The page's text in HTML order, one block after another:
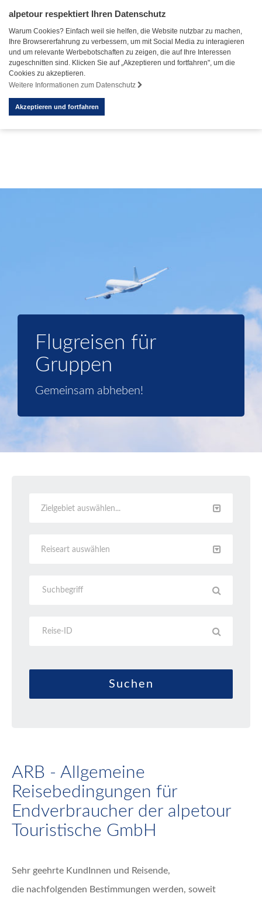
alpetour respektiert Ihren Datenschutz
Warum Cookies? Einfach weil sie helfen, die Website nutzbar zu machen,
Ihre Browsererfahrung zu verbessern, um mit Social Media zu interagieren
und um relevante Werbebotschaften zu zeigen, die auf Ihre Interessen
zugeschnitten sind. Klicken Sie auf „Akzeptieren und fortfahren", um die
Cookies zu akzeptieren.
Weitere Informationen zum Datenschutz
Akzeptieren und fortfahren
Flugreisen für
Gruppen
Gemeinsam abheben!
Zielgebiet auswählen...
Reiseart auswählen
ARB - Allgemeine
Reisebedingungen für
Endverbraucher der alpetour
Touristische GmbH
Sehr geehrte KundInnen und Reisende,
die nachfolgenden Bestimmungen werden, soweit